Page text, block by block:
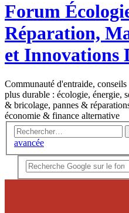
Forum
Réparation,
et Innovations
Communauté d'entraide,
plus durable : écologie, énergie,
& bricolage, pannes &
économie & finance alternative
avancée